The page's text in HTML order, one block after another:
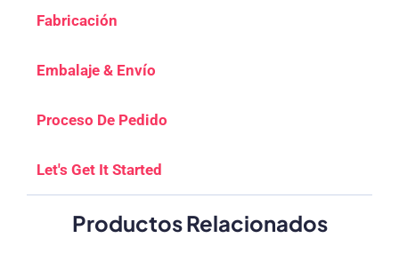
Fabricación
Embalaje & Envío
Proceso De Pedido
Let's Get It Started
Productos Relacionados